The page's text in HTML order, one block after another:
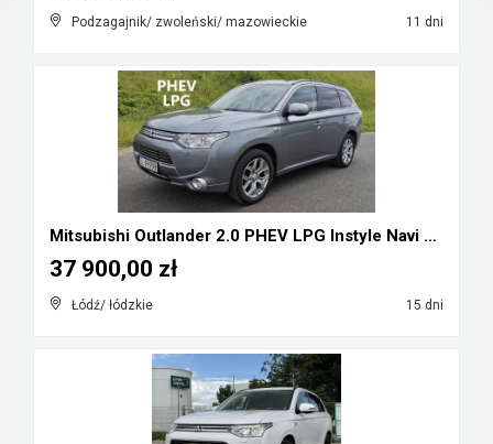
Podzagajnik/ zwoleński/ mazowieckie 11 dni
Mitsubishi Outlander 2.0 PHEV LPG Instyle Navi Plu...
Łódź/ łódzkie 15 dni
37 900,00 zł